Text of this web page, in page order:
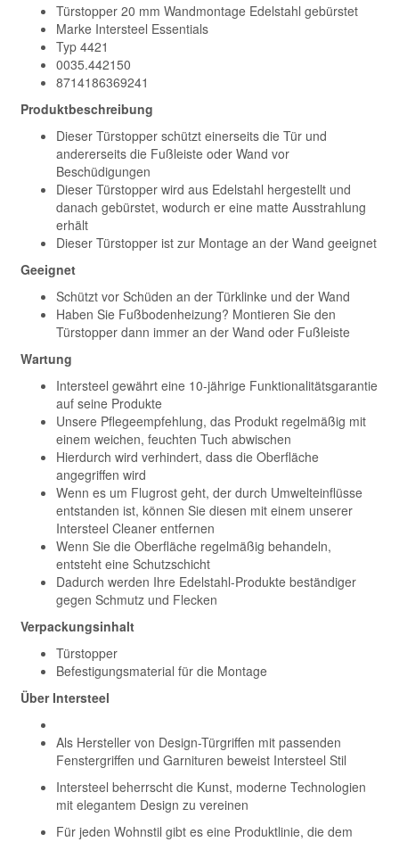
Türstopper 20 mm Wandmontage Edelstahl gebürstet
Marke Intersteel Essentials
Typ 4421
0035.442150
8714186369241
Produktbeschreibung
Dieser Türstopper schützt einerseits die Tür und
andererseits die Fußleiste oder Wand vor
Beschüdigungen
Dieser Türstopper wird aus Edelstahl hergestellt und
danach gebürstet, wodurch er eine matte Ausstrahlung
erhält
Dieser Türstopper ist zur Montage an der Wand geeignet
Geeignet
Schützt vor Schüden an der Türklinke und der Wand
Haben Sie Fußbodenheizung? Montieren Sie den
Türstopper dann immer an der Wand oder Fußleiste
Wartung
Intersteel gewährt eine 10-jährige Funktionalitätsgarantie
auf seine Produkte
Unsere Pflegeempfehlung, das Produkt regelmäßig mit
einem weichen, feuchten Tuch abwischen
Hierdurch wird verhindert, dass die Oberfläche
angegriffen wird
Wenn es um Flugrost geht, der durch Umwelteinflüsse
entstanden ist, können Sie diesen mit einem unserer
Intersteel Cleaner entfernen
Wenn Sie die Oberfläche regelmäßig behandeln,
entsteht eine Schutzschicht
Dadurch werden Ihre Edelstahl-Produkte beständiger
gegen Schmutz und Flecken
Verpackungsinhalt
Türstopper
Befestigungsmaterial für die Montage
Über Intersteel
Als Hersteller von Design-Türgriffen mit passenden
Fenstergriffen und Garnituren beweist Intersteel Stil
Intersteel beherrscht die Kunst, moderne Technologien
mit elegantem Design zu vereinen
Für jeden Wohnstil gibt es eine Produktlinie, die dem